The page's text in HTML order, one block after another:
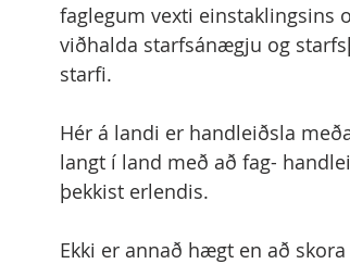
faglegum vexti einstaklingsins
viðhalda starfsánægju og
starfi.
Hér á landi er handleiðsla
langt í land með að fag-
þekkist erlendis.
Ekki er annað hægt en að